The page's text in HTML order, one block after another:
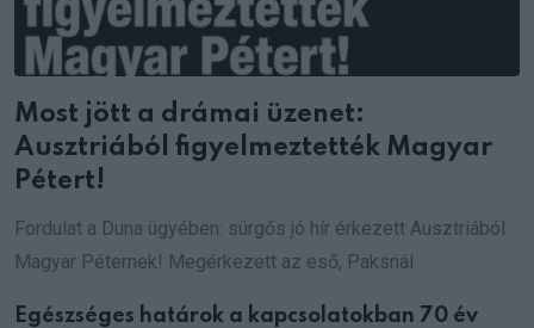
Most jött a drámai üzenet:
Ausztriából figyelmeztették Magyar
Pétert!
Fordulat a Duna ügyében: sürgős jó hír érkezett Ausztriából
Magyar Péternek! Megérkezett az eső, Paksnál
Egészséges határok a kapcsolatokban 70 év